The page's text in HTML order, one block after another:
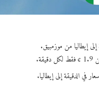
الدقيقة إلى إيطاليا.